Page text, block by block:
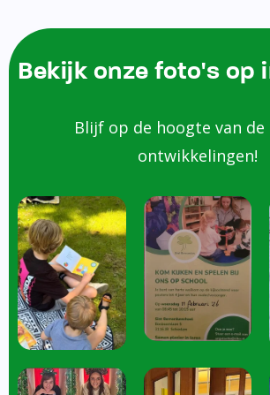
Bekijk onze foto's op
Blijf op de hoogte van
ontwikkelingen!